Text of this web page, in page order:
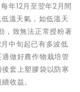
年12月至翌年2月間
溫天氣，如低溫天
，致無法正常授粉著
中旬起已有多波低
做好農作物栽培管
套上塑膠袋以防寒
收益。